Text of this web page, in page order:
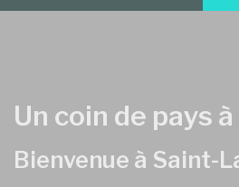
Un coin de pays
Bienvenue à Saint-